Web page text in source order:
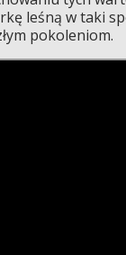
leśną w taki
pokoleniom.